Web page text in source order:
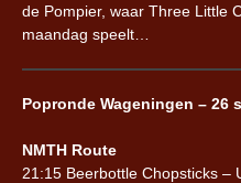
de Pompier, waar Three Little
maandag speelt…
Popronde Wageningen – 26
NMTH Route
21:15 Beerbottle Chopsticks –